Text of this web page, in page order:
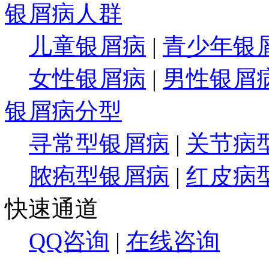
银屑病人群
儿童银屑病 | 青少年银
女性银屑病 | 男性银屑
银屑病分型
寻常型银屑病 | 关节病
脓疱型银屑病 | 红皮病
快速通道
QQ咨询 | 在线咨询